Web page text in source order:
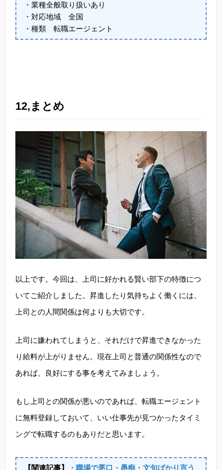
・業種全般取り扱いあり
・対応地域 全国
・種類 転職エージェント
12,まとめ
以上です。今回は、上司に好かれる賢い部下の特徴につ
いてご紹介しました。昇進したり気持ちよく働くには、
上司との人間関係は何よりも大切です。
上司に嫌われてしまうと、それだけで昇進できなかった
り給料が上がりません。現在上司と普通の関係性なので
あれば、良好にする事を考えてみましょう。
もし上司との関係が悪いのであれば、転職エージェント
に無料登録しておいて、いい仕事先が見つかったタイミ
ングで転職するのもありだと思います。
【関連記事】 ・職場で悪口・愚痴・文句ばかり言う